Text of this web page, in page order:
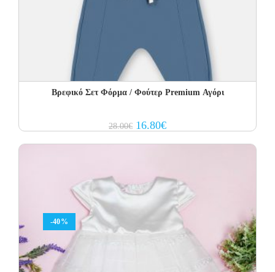
Βρεφικό Σετ Φόρμα / Φούτερ Premium Αγόρι
28.00€ Original
price
16.80€Current
price
-40%